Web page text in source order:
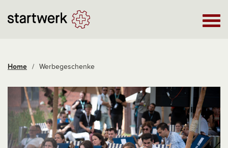
Home / Werbegeschenke